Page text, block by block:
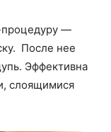
процедуру —
После нее
Эффективна
слоящимися